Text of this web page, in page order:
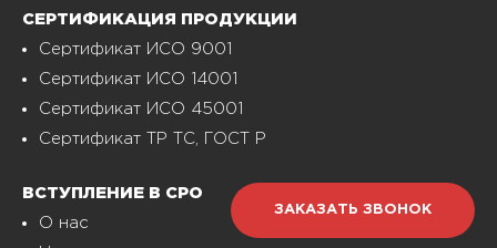
СЕРТИФИКАЦИЯ ПРОДУКЦИИ
Сертификат ИСО 9001
Сертификат ИСО 14001
Сертификат ИСО 45001
Сертификат ТР ТС, ГОСТ Р
ВСТУПЛЕНИЕ В СРО
О нас
ЗАКАЗАТЬ ЗВОНОК